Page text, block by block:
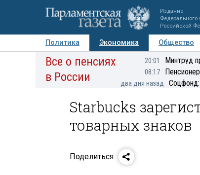
Издание
Федерального
Российской
Политика Экономика Общество
Авторы Персоны Мнения
Все о пенсиях
в России
20:01 Минтруд
08:17
два дня назад Соцфонд:
Starbucks
товарных знаков
Поделиться